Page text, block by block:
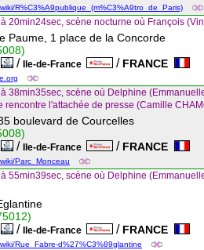
R%C3%A9publique_(m%C3%A9tro_de_Paris)
à 20min24sec, scène nocturne où François
Paume, 1 place de la Concorde
/ Ile-de-France / FRANCE
à 38min35sec, scène où Delphine
rencontre l'attachée de presse (Camille
boulevard de Courcelles
/ Ile-de-France / FRANCE
Parc_Monceau
à 55min39sec, scène où Delphine
/ Ile-de-France / FRANCE
Rue_Fabre-d%27%C3%89glantine